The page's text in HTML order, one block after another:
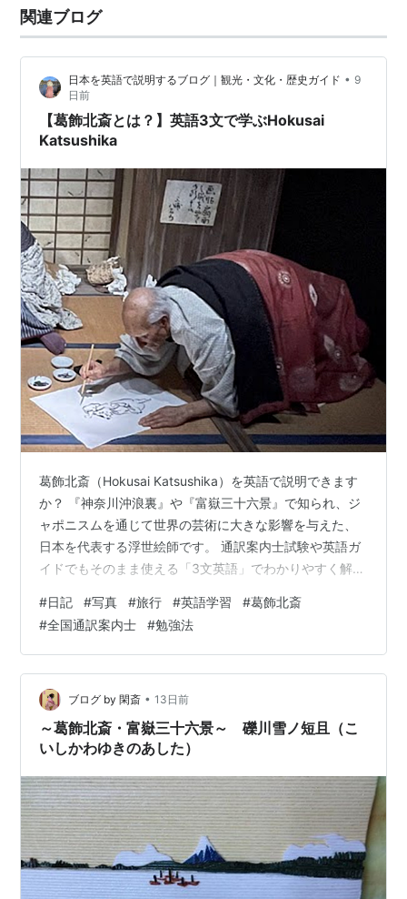
関連ブログ
日本を英語で説明するブログ｜観光・文化・歴史ガイド • 9
日前
【葛飾北斎とは？】英語3文で学ぶHokusai
Katsushika
葛飾北斎（Hokusai Katsushika）を英語で説明できます
か？ 『神奈川沖浪裏』や『富嶽三十六景』で知られ、ジ
ャポニスムを通じて世界の芸術に大きな影響を与えた、
日本を代表する浮世絵師です。 通訳案内士試験や英語ガ
イドでもそのまま使える「3文英語」でわかりやすく解説
展示 ２．学んだこと ①【葛飾北斎とは？】簡単な英文3
文で解説 ②日本語訳は？ ③英語の学び ④「葛飾北
斎」関連情報 ・富嶽三十六景は英語で何と？神奈川沖浪
裏は？赤富士は？ ・北斎と東京都墨田区との関係 ・北斎
と長野県小布施（おぶせ）との関係 ・すみだ北斎美術館
・映画「…
#日記 #写真 #旅行 #英語学習 #葛飾北斎
#全国通訳案内士 #勉強法
ブログ by 閑斎 • 13日前
～葛飾北斎・富嶽三十六景～ 礫川雪ノ短且（こ
いしかわゆきのあした）